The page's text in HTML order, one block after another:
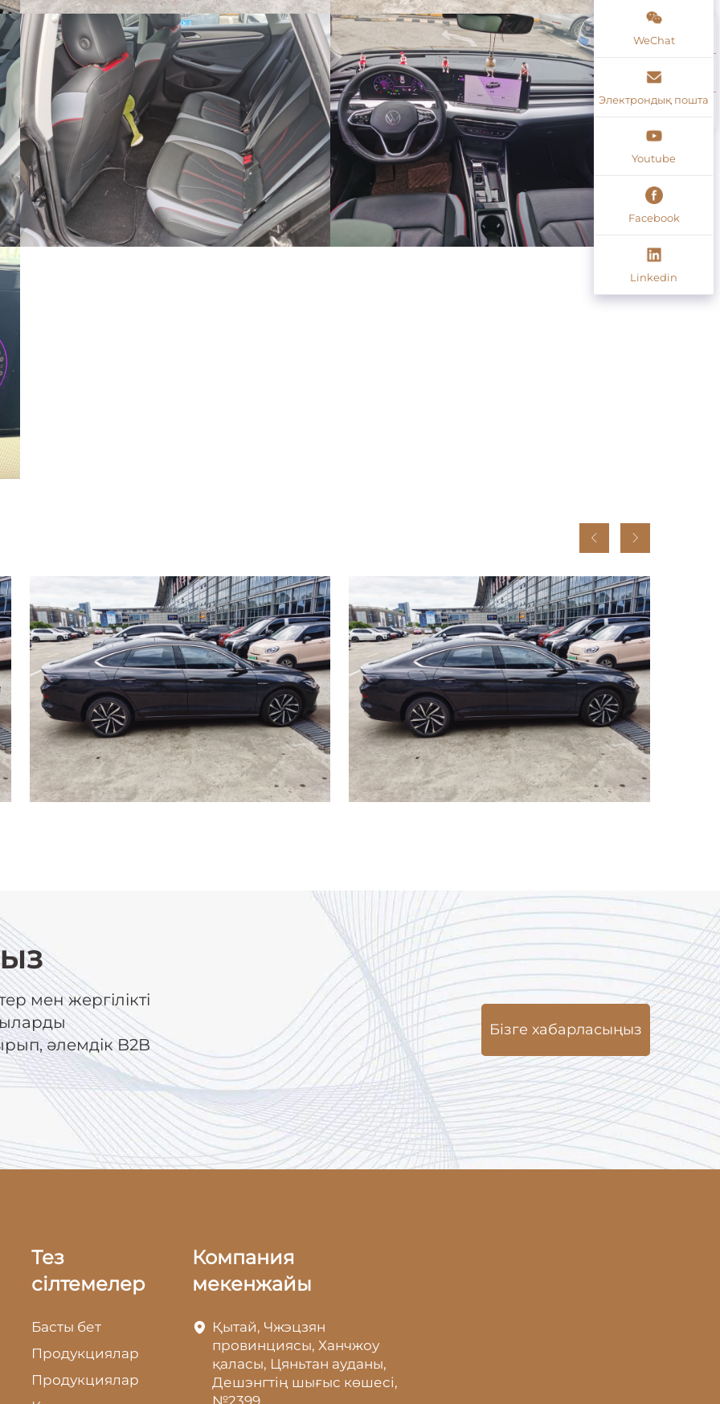
мен жергілікті
әлемдік B2B
Бізге хабарласыңыз
WeChat
Электрондық пошта
Youtube
Facebook
Linkedin
Тез
сілтемелер
Басты бет
Продукциялар
Продукциялар
Компания
мекенжайы
Қытай, Чжэцзян
провинциясы, Ханчжоу
қаласы, Цяньтан ауданы,
Дешэнгтің шығыс көшесі,